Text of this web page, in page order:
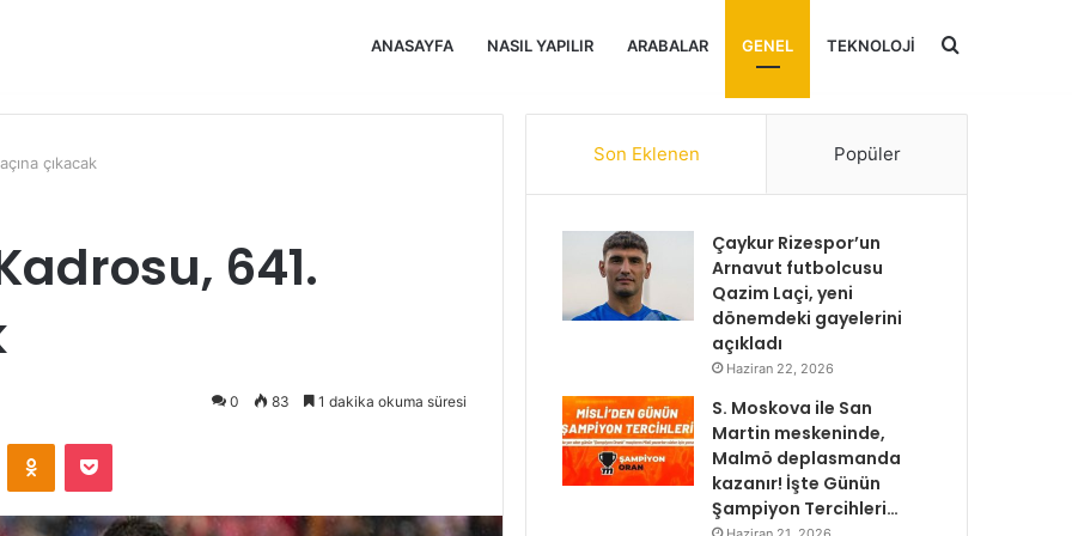
ANASAYFA NASIL YAPILIR ARABALAR GENEL TEKNOLOJI Arama
çıkacak
641.
0 83 1 dakika okuma süresi
Odnoklassniki
Pocket
Son Eklenen Popüler
Çaykur Rizespor’un
Arnavut futbolcusu
Qazim Laçi, yeni
dönemdeki gayelerini
açıkladı
Haziran 22, 2026
S. Moskova ile San
Martin meskeninde,
Malmö deplasmanda
kazanır! İşte Günün
Şampiyon Tercihleri…